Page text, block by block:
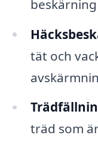
tät och
träd som